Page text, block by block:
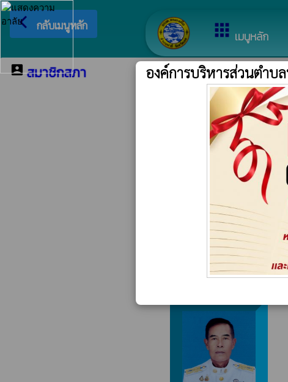
apps เมนูหลัก
arrow_back_ios กลับเมนูหลัก ยินดีต้อ
account_boxสมาชิกสภา องค์การบริหารส่วนตำบ